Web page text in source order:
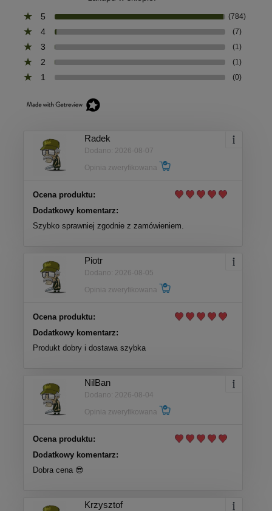
5
(784)
4 (7)
3 (1)
2 (1)
1 (0)
Radek
Dodano: 2026-08-07
Opinia zweryfikowana
Ocena produktu:
Dodatkowy komentarz:
Szybko sprawniej zgodnie z zamówieniem.
Piotr
Dodano: 2026-08-05
Opinia zweryfikowana
Ocena produktu:
Dodatkowy komentarz:
Produkt dobry i dostawa szybka
NilBan
Dodano: 2026-08-04
Opinia zweryfikowana
Ocena produktu:
Dodatkowy komentarz:
Dobra cena 😎
Krzysztof